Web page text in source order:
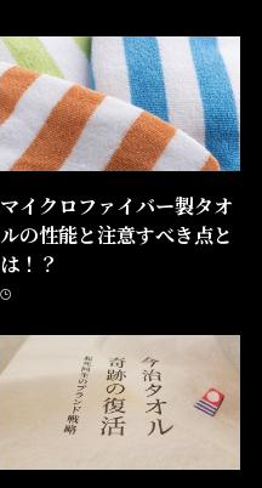
マイクロファイバー製タオ
ルの性能と注意すべき点と
は！？